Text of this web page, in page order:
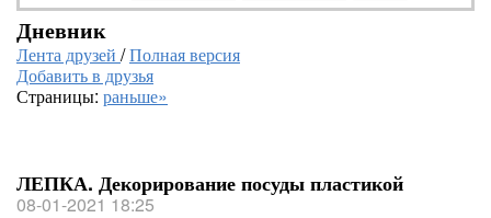
Дневник
Лента друзей /Полная версия
Добавить в друзья
Страницы: раньше»
ЛЕПКА. Декорирование посуды пластикой
08-01-2021 18:25